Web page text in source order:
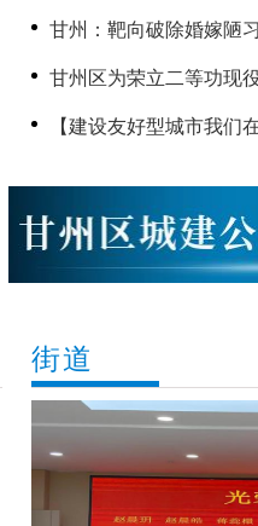
甘州：靶向破除婚嫁陋
甘州区为荣立二等功现
【建设友好型城市我们
街道